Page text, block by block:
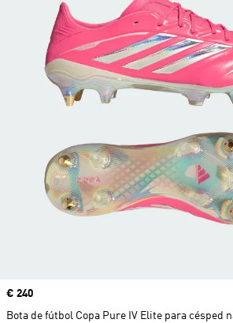
Precio
€ 240
Bota de fútbol Copa Pure IV Elite para césped